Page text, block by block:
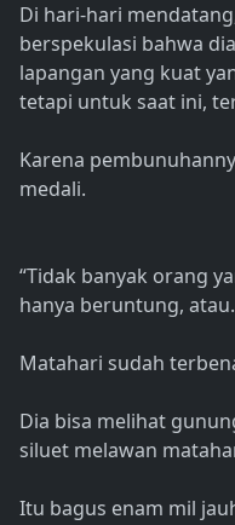
Di hari-hari
berspekulasi bahwa
lapangan yang kuat
tetapi untuk saat ini,
Karena
medali.
“Tidak banyak orang
hanya beruntung,
Matahari sudah
Dia bisa melihat
siluet melawan
Itu bagus enam mil